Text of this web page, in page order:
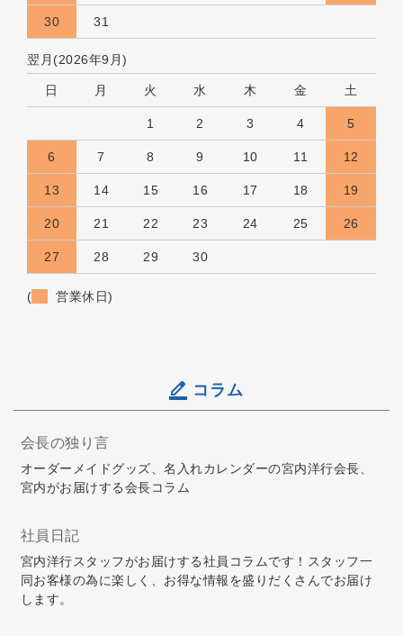
30 31
翌月(2026年9月)
日 月 火 水 木 金 土
1 2 3 4 5
6 7 8 9 10 11 12
13 14 15 16 17 18 19
20 21 22 23 24 25 26
27 28 29 30
( 営業休日)
コラム
会長の独り言
オーダーメイドグッズ、名入れカレンダーの宮内洋行会長、
宮内がお届けする会長コラム
社員日記
宮内洋行スタッフがお届けする社員コラムです！スタッフ一
同お客様の為に楽しく、お得な情報を盛りだくさんでお届け
します。